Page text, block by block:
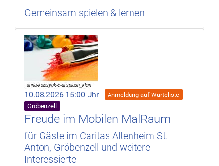
Gemeinsam spielen & lernen
10.08.2026 15:00 Uhr
Anmeldung auf Warteliste
Gröbenzell
Freude im Mobilen MalRaum
für Gäste im Caritas Altenheim St.
Anton, Gröbenzell und weitere
Interessierte